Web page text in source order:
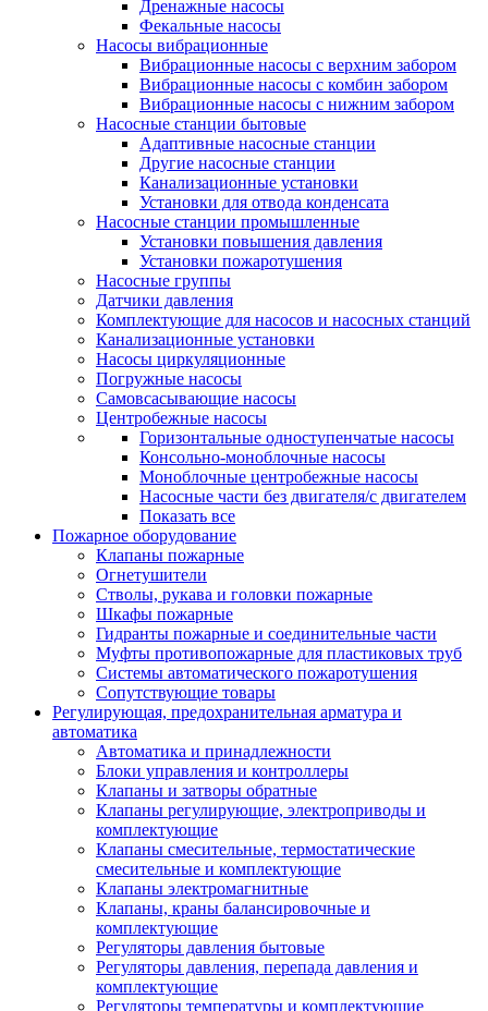
Дренажные насосы
Фекальные насосы
Насосы вибрационные
Вибрационные насосы с верхним забором
Вибрационные насосы с комбин забором
Вибрационные насосы с нижним забором
Насосные станции бытовые
Адаптивные насосные станции
Другие насосные станции
Канализационные установки
Установки для отвода конденсата
Насосные станции промышленные
Установки повышения давления
Установки пожаротушения
Насосные группы
Датчики давления
Комплектующие для насосов и насосных станций
Канализационные установки
Насосы циркуляционные
Погружные насосы
Самовсасывающие насосы
Центробежные насосы
Горизонтальные одноступенчатые насосы
Консольно-моноблочные насосы
Моноблочные центробежные насосы
Насосные части без двигателя/с двигателем
Показать все
Пожарное оборудование
Клапаны пожарные
Огнетушители
Стволы, рукава и головки пожарные
Шкафы пожарные
Гидранты пожарные и соединительные части
Муфты противопожарные для пластиковых труб
Системы автоматического пожаротушения
Сопутствующие товары
Регулирующая, предохранительная арматура и
автоматика
Автоматика и принадлежности
Блоки управления и контроллеры
Клапаны и затворы обратные
Клапаны регулирующие, электроприводы и
комплектующие
Клапаны смесительные, термостатические
смесительные и комплектующие
Клапаны электромагнитные
Клапаны, краны балансировочные и
комплектующие
Регуляторы давления бытовые
Регуляторы давления, перепада давления и
комплектующие
Регуляторы температуры и комплектующие